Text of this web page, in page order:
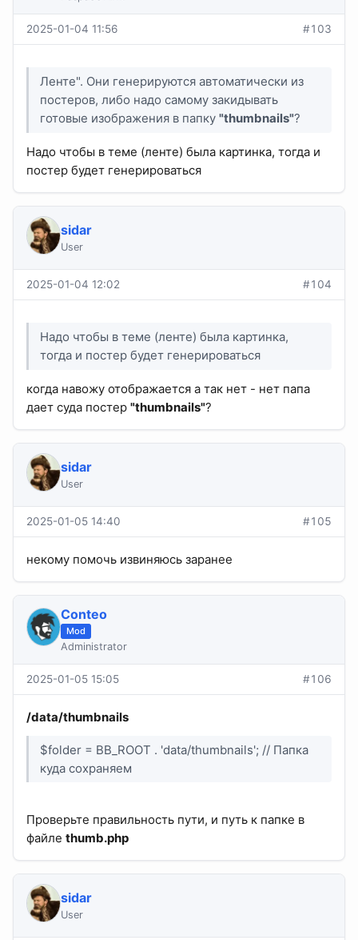
2025-01-04 11:56 #103
Ленте". Они генерируются автоматически из
постеров, либо надо самому закидывать
готовые изображения в папку"thumbnails"?
Надо чтобы в теме (ленте) была картинка, тогда и
постер будет генерироваться
sidar
User
2025-01-04 12:02 #104
Надо чтобы в теме (ленте) была картинка,
тогда и постер будет генерироваться
когда навожу отображается а так нет - нет папа
дает суда постер "thumbnails"?
sidar
User
2025-01-05 14:40 #105
некому помочь извиняюсь заранее
Conteo
Mod
Administrator
2025-01-05 15:05 #106
/data/thumbnails
$folder = BB_ROOT . 'data/thumbnails'; // Папка
куда сохраняем
Проверьте правильность пути, и путь к папке в
файле thumb.php
sidar
User